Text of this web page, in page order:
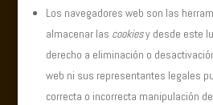
Los navegadores web son las
almacenar las cookiesy desde este
derecho a eliminación o
web ni sus representantes legales
correcta o incorrecta manipulación